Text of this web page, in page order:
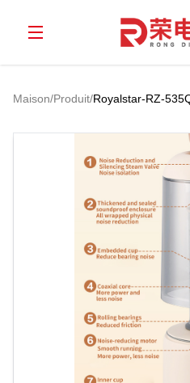
Maison/Produit/Royalstar-RZ-